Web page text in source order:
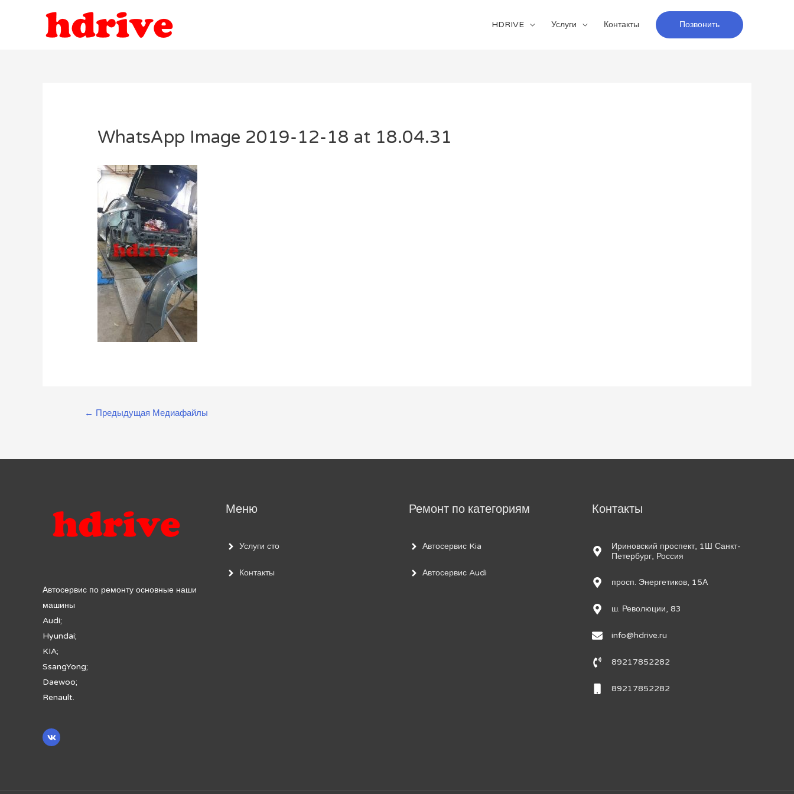
HDRIVE Услуги Контакты Позвонить
WhatsApp Image 2019-12-18 at 18.04.31
Навигация
← Предыдущая Медиафайлы
Автосервис по ремонту основные наши
машины
Audi;
Hyundai;
KIA;
SsangYong;
Daewoo;
Renault.
Меню
Услуги сто
Контакты
Ремонт по категориям
Автосервис Kia
Автосервис Audi
Контакты
Ириновский проспект, 1Ш Санкт-
Петербург, Россия
просп. Энергетиков, 15А
ш. Революции, 83
info@hdrive.ru
89217852282
89217852282